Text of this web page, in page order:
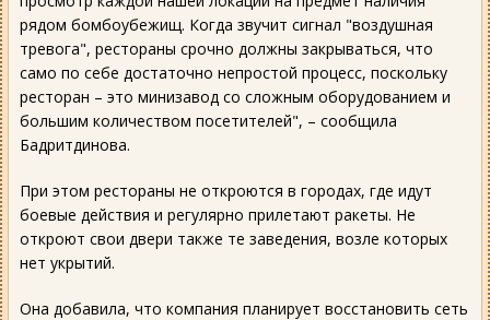
рядом бомбоубежищ. Когда звучит сигнал "воздушная
тревога", рестораны срочно должны закрываться, что
само по себе достаточно непростой процесс, поскольку
ресторан – это минизавод со сложным оборудованием и
большим количеством посетителей", – сообщила
Бадритдинова.
При этом рестораны не откроются в городах, где идут
боевые действия и регулярно прилетают ракеты. Не
откроют свои двери также те заведения, возле которых
нет укрытий.
Она добавила, что компания планирует восстановить сеть